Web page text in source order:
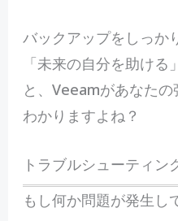
バックアップをしっか
「未来の自分を助け
と、Veeamがあなた
わかりますよね？
トラブルシューティン
もし何か問題が発生し